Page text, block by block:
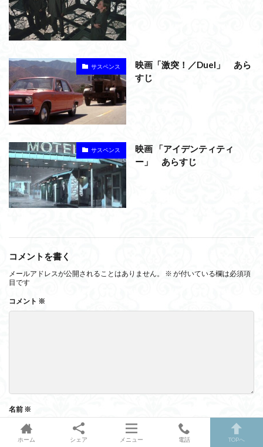
サスペンス
映画「激突！／Duel」 あら
すじ
サスペンス
映画 「アイデンティティ
ー」 あらすじ
コメントを書く
メールアドレスが公開されることはありません。 ※ が付いている欄は必須項
目です
コメント ※
名前 ※
ホーム シェア メニュー 電話 TOPへ